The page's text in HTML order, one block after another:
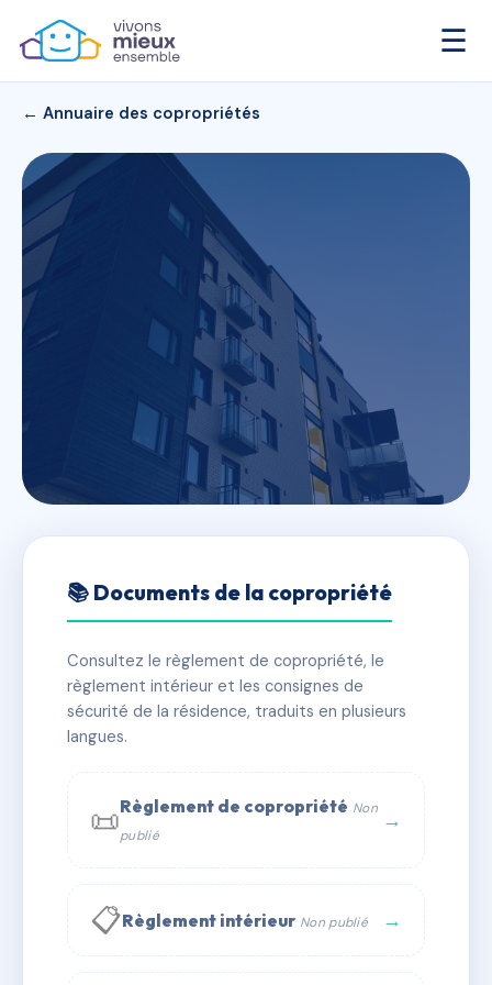
☰
← Annuaire des copropriétés
6 avenue des Alliés
✓ Immatriculée 🏠 35 lots 🏗 1 bâtiment(s)
📞 Contacter Syndic Digital
📚 Documents de la copropriété
Consultez le règlement de copropriété, le
règlement intérieur et les consignes de
sécurité de la résidence, traduits en plusieurs
langues.
📜Règlement de copropriété Non
publié
→
📋Règlement intérieur Non publié →